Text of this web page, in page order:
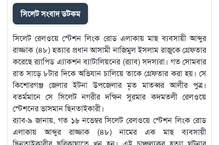
সিলেট সংবাদ ডটকম
সিলেট রেলওয়ে স্টেশন লিংক রোড এলাকায় মাছ ব্যবসায়ী আব্দুর
রাজ্জাক (৪৮) হত্যার প্রধান আসামী নাজিমুল ইসলাম রাজুকে গ্রেফতার
করেছে র‌্যাপিড এ্যাকশন ব্যাটালিয়নের (র‌্যাব) সদস্যরা। গত সোমবার
রাত সাড়ে ৮টার দিকে অভিযান চালিয়ে তাকে গ্রেফতার করা হয়। সে
কিশোরগঞ্জ জেলার ইটনা উপজেলার মৃত মাতব্বর আলীর পুত্র।
বতর্মমানে সে সিলেট নগরীর দক্ষিন সুরমার কদমতলী রেলওয়ে
স্টেশনের ভাসমান ছিনতাইকারী।
র‌্যাব-৯ জানায়, গত ১৬ নভেম্বর সিলেট রেলওয়ে স্টেশন লিংক রোড
এলাকায় আব্দুর রাজ্জাক (৪৮) নামের এক মাছ ব্যবসায়ী